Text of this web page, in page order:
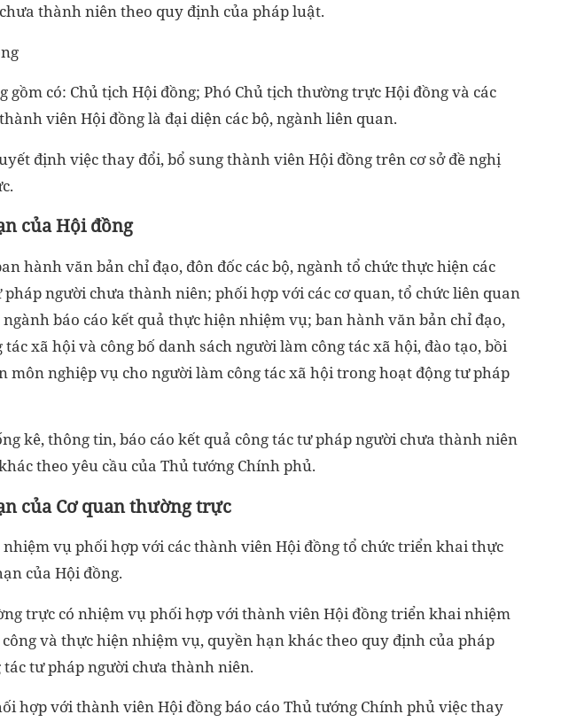
thành niên theo quy định của pháp luật.
gồm có: Chủ tịch Hội đồng; Phó Chủ tịch thường trực Hội đồng và các
viên Hội đồng là đại diện các bộ, ngành liên quan.
định việc thay đổi, bổ sung thành viên Hội đồng trên cơ sở đề nghị
của Hội đồng
hành văn bản chỉ đạo, đôn đốc các bộ, ngành tổ chức thực hiện các
người chưa thành niên; phối hợp với các cơ quan, tổ chức liên quan
ngành báo cáo kết quả thực hiện nhiệm vụ; ban hành văn bản chỉ đạo,
tác xã hội và công bố danh sách người làm công tác xã hội, đào tạo, bồi
môn nghiệp vụ cho người làm công tác xã hội trong hoạt động tư pháp
kê, thông tin, báo cáo kết quả công tác tư pháp người chưa thành niên
theo yêu cầu của Thủ tướng Chính phủ.
của Cơ quan thường trực
vụ phối hợp với các thành viên Hội đồng tổ chức triển khai thực
của Hội đồng.
trực có nhiệm vụ phối hợp với thành viên Hội đồng triển khai nhiệm
và thực hiện nhiệm vụ, quyền hạn khác theo quy định của pháp
tư pháp người chưa thành niên.
hợp với thành viên Hội đồng báo cáo Thủ tướng Chính phủ việc thay